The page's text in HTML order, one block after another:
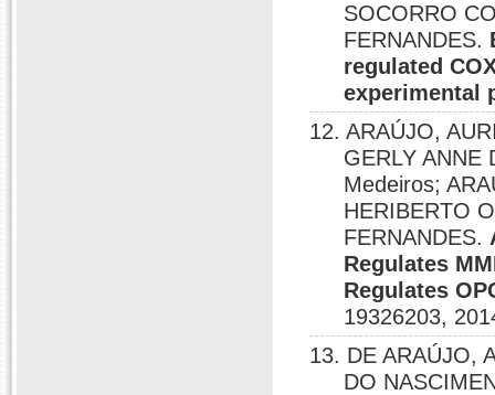
SOCORRO
FERNANDES.
regulated
experimental
12. ARAÚJO,
GERLY ANNE
Medeiros;
HERIBERTO
FERNANDES.
Regulates
Regulates
19326203,
13. DE ARAÚJO,
DO